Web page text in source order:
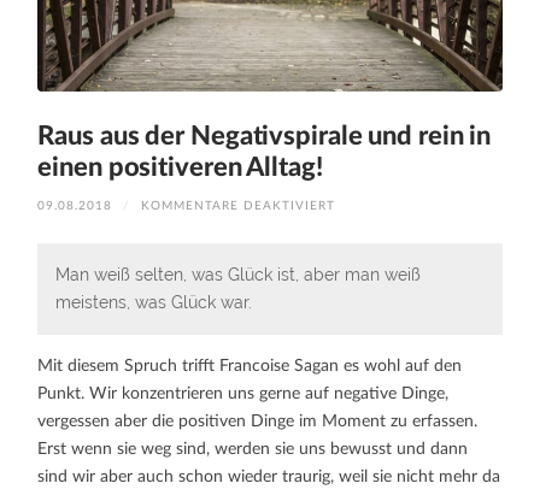
Raus aus der Negativspirale und rein in
einen positiveren Alltag!
09.08.2018 / KOMMENTARE DEAKTIVIERT
UND
Man weiß selten, was Glück ist, aber man weiß
meistens, was Glück war.
Mit diesem Spruch trifft Francoise Sagan es wohl auf den
Punkt. Wir konzentrieren uns gerne auf negative Dinge,
vergessen aber die positiven Dinge im Moment zu erfassen.
Erst wenn sie weg sind, werden sie uns bewusst und dann
sind wir aber auch schon wieder traurig, weil sie nicht mehr da